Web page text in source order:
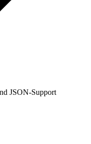
JSON-Support